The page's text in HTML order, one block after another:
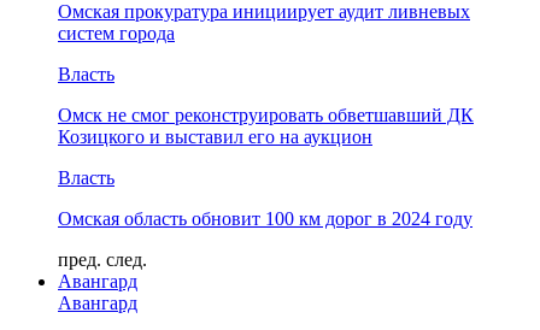
Омская прокуратура инициирует аудит ливневых
систем города
Власть
Омск не смог реконструировать обветшавший ДК
Козицкого и выставил его на аукцион
Власть
Омская область обновит 100 км дорог в 2024 году
пред. след.
Авангард
Авангард